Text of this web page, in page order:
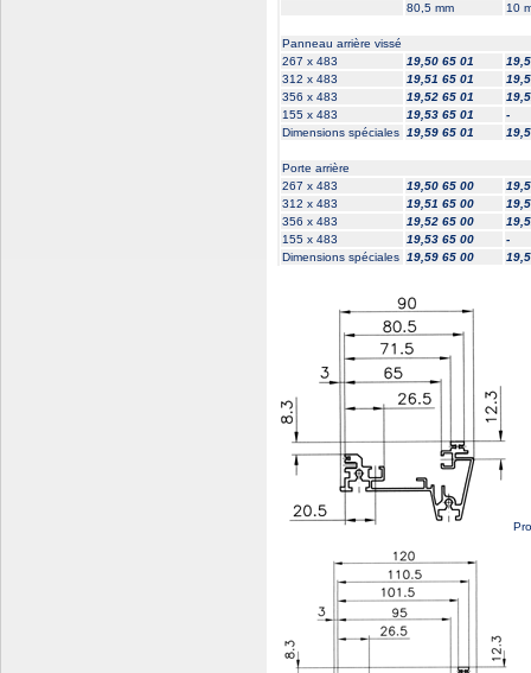
80,5 mm
10
Panneau arrière vissé
267 x 483
19,50 65 01
312 x 483
19,51 65 01
356 x 483
19,52 65 01
155 x 483
19,53 65 01
-
Dimensions spéciales
19,59 65 01
Porte arrière
267 x 483
19,50 65 00
312 x 483
19,51 65 00
356 x 483
19,52 65 00
155 x 483
19,53 65 00
-
Dimensions spéciales
19,59 65 00